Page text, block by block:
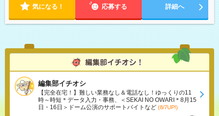
気になる！ 応募する 詳細へ
編集部イチオシ
【完全在宅！】難しい業務なし＆電話なし！ゆっくりの11
時～時短＊データ入力・事務、＜SEKAI NO OWARI＊8月15
日・16日＞ドーム公演のサポートバイトなど (8/7UP!)